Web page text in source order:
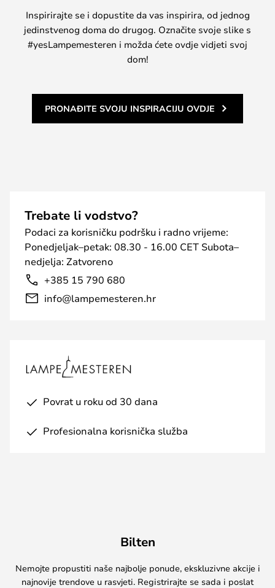
Inspirirajte se i dopustite da vas inspirira, od jednog
jedinstvenog doma do drugog. Označite svoje slike s
#yesLampemesteren i možda ćete ovdje vidjeti svoj
dom!
PRONAĐITE SVOJU INSPIRACIJU OVDJE
Trebate li vodstvo?
Podaci za korisničku podršku i radno vrijeme:
Ponedjeljak–petak: 08.30 - 16.00 CET Subota–
nedjelja: Zatvoreno
+385 15 790 680
info@lampemesteren.hr
Povrat u roku od 30 dana
Profesionalna korisnička služba
Bilten
Nemojte propustiti naše najbolje ponude, ekskluzivne akcije i
najnovije trendove u rasvjeti. Registrirajte se sada i poslat